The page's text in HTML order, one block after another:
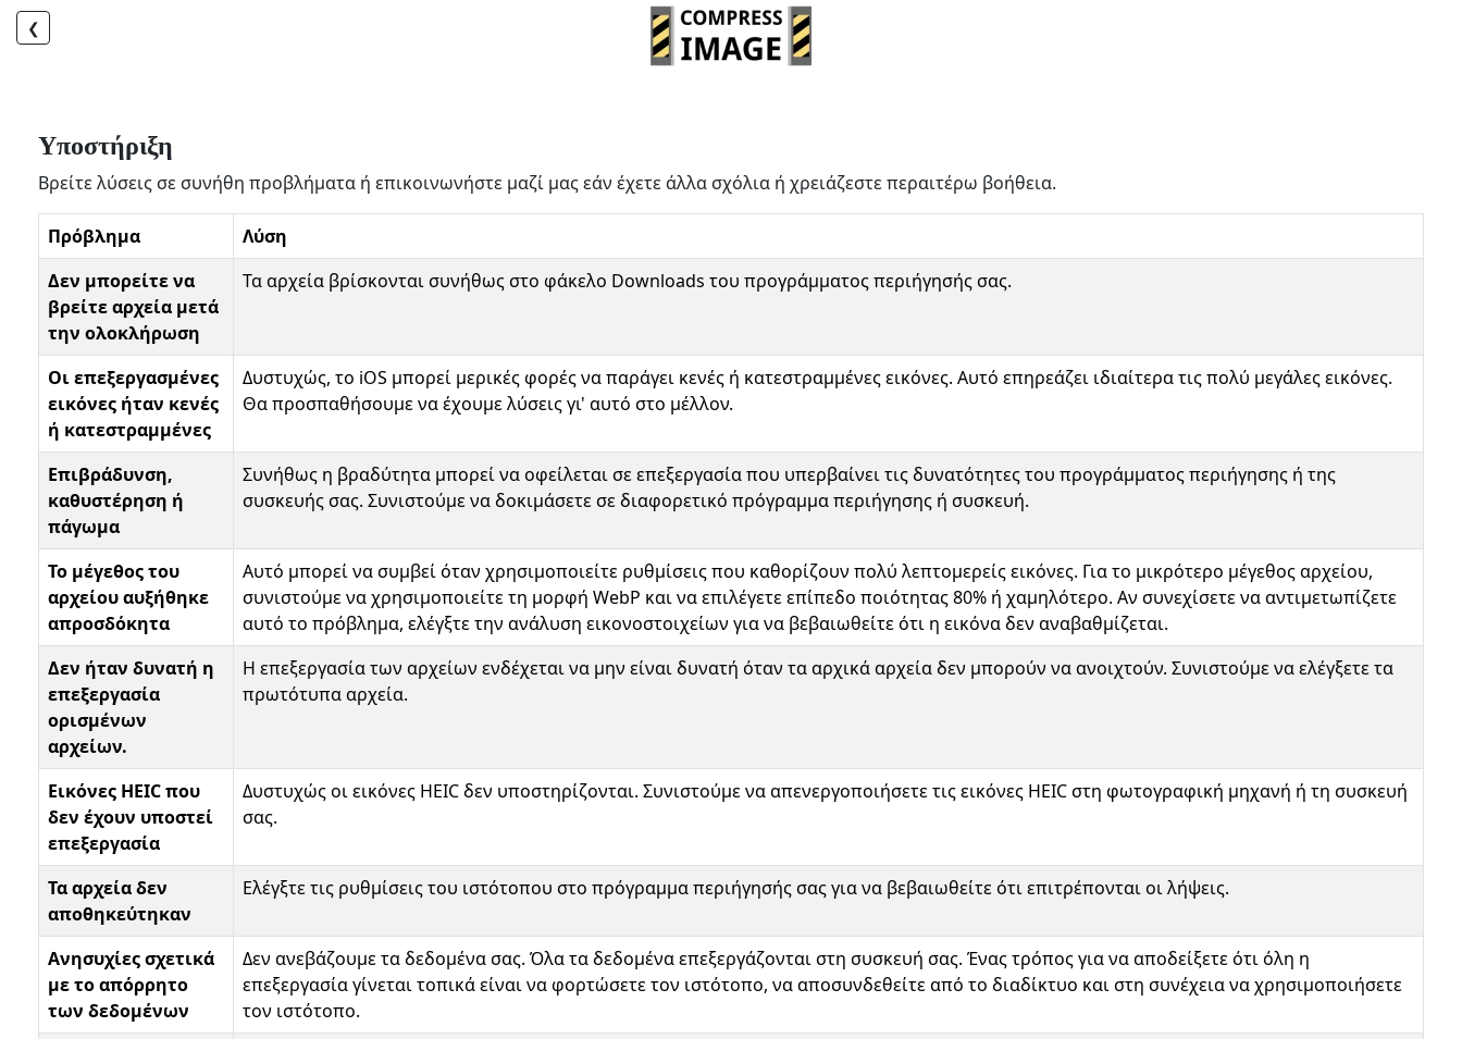
❮
Υποστήριξη
Βρείτε λύσεις σε συνήθη προβλήματα ή επικοινωνήστε μαζί μας εάν έχετε άλλα σχόλια ή χρειάζεστε περαιτέρω βοήθεια.
Πρόβλημα
Λύση
Δεν μπορείτε να
βρείτε αρχεία μετά
την ολοκλήρωση
Τα αρχεία βρίσκονται συνήθως στο φάκελο Downloads του προγράμματος περιήγησής σας.
Οι επεξεργασμένες
εικόνες ήταν κενές
ή κατεστραμμένες
Δυστυχώς, το iOS μπορεί μερικές φορές να παράγει κενές ή κατεστραμμένες εικόνες. Αυτό επηρεάζει ιδιαίτερα τις πολύ μεγάλες εικόνες.
Θα προσπαθήσουμε να έχουμε λύσεις γι' αυτό στο μέλλον.
Επιβράδυνση,
καθυστέρηση ή
πάγωμα
Συνήθως η βραδύτητα μπορεί να οφείλεται σε επεξεργασία που υπερβαίνει τις δυνατότητες του προγράμματος περιήγησης ή της
συσκευής σας. Συνιστούμε να δοκιμάσετε σε διαφορετικό πρόγραμμα περιήγησης ή συσκευή.
Το μέγεθος του
αρχείου αυξήθηκε
απροσδόκητα
Αυτό μπορεί να συμβεί όταν χρησιμοποιείτε ρυθμίσεις που καθορίζουν πολύ λεπτομερείς εικόνες. Για το μικρότερο μέγεθος αρχείου,
συνιστούμε να χρησιμοποιείτε τη μορφή WebP και να επιλέγετε επίπεδο ποιότητας 80% ή χαμηλότερο. Αν συνεχίσετε να αντιμετωπίζετε
αυτό το πρόβλημα, ελέγξτε την ανάλυση εικονοστοιχείων για να βεβαιωθείτε ότι η εικόνα δεν αναβαθμίζεται.
Δεν ήταν δυνατή η
επεξεργασία
ορισμένων
αρχείων.
Η επεξεργασία των αρχείων ενδέχεται να μην είναι δυνατή όταν τα αρχικά αρχεία δεν μπορούν να ανοιχτούν. Συνιστούμε να ελέγξετε τα
πρωτότυπα αρχεία.
Εικόνες HEIC που
δεν έχουν υποστεί
επεξεργασία
Δυστυχώς οι εικόνες HEIC δεν υποστηρίζονται. Συνιστούμε να απενεργοποιήσετε τις εικόνες HEIC στη φωτογραφική μηχανή ή τη συσκευή
σας.
Τα αρχεία δεν
αποθηκεύτηκαν
Ελέγξτε τις ρυθμίσεις του ιστότοπου στο πρόγραμμα περιήγησής σας για να βεβαιωθείτε ότι επιτρέπονται οι λήψεις.
Ανησυχίες σχετικά
με το απόρρητο
των δεδομένων
Δεν ανεβάζουμε τα δεδομένα σας. Όλα τα δεδομένα επεξεργάζονται στη συσκευή σας. Ένας τρόπος για να αποδείξετε ότι όλη η
επεξεργασία γίνεται τοπικά είναι να φορτώσετε τον ιστότοπο, να αποσυνδεθείτε από το διαδίκτυο και στη συνέχεια να χρησιμοποιήσετε
τον ιστότοπο.